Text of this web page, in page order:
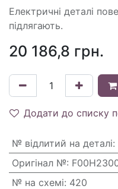
Електричні деталі
підлягають.
20 186,8 грн.
Додати до списку
№ відлитий на деталі:
Оригінал №:
№ на схемі: 420